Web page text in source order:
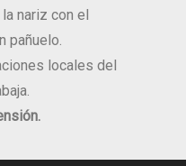
nariz con el
pañuelo.
locales del